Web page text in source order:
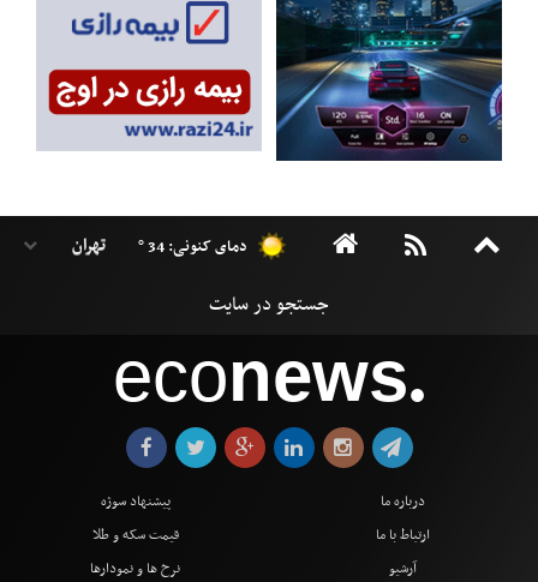
دمای کنونی: 34 °
econews●
درباره ما
ارتباط با ما
آرشیو
پیشنهاد سوژه
قیمت سکه و طلا
نرخ ها و نمودارها